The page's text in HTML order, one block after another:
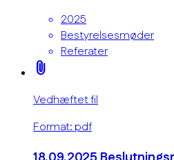
2025
Bestyrelsesmøder
Referater
attach_file
Vedhæftet fil
Format: pdf